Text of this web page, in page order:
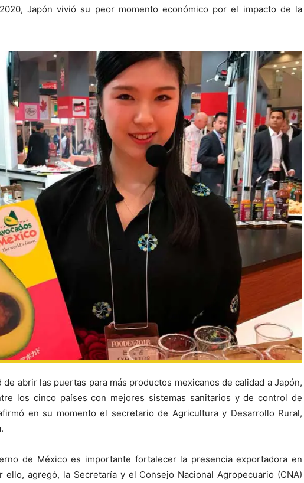
Japón vivió su peor momento económico por el impacto de la
de abrir las puertas para más productos mexicanos de calidad a Japón,
los cinco países con mejores sistemas sanitarios y de control de
en su momento el secretario de Agricultura y Desarrollo Rural,
de México es importante fortalecer la presencia exportadora en
ello, agregó, la Secretaría y el Consejo Nacional Agropecuario (CNA)